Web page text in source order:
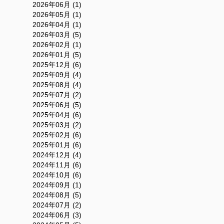
2026年06月 (1)
2026年05月 (1)
2026年04月 (1)
2026年03月 (5)
2026年02月 (1)
2026年01月 (5)
2025年12月 (6)
2025年09月 (4)
2025年08月 (4)
2025年07月 (2)
2025年06月 (5)
2025年04月 (6)
2025年03月 (2)
2025年02月 (6)
2025年01月 (6)
2024年12月 (4)
2024年11月 (6)
2024年10月 (6)
2024年09月 (1)
2024年08月 (5)
2024年07月 (2)
2024年06月 (3)